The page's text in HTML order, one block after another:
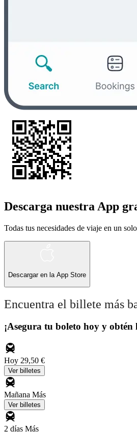
Descarga nuestra App
Todas tus necesidades de viaje en un
Descargar en la App Store
Encuentra el billete más
¡Asegura tu boleto hoy y obtén
Hoy 29,50 €
Ver billetes
Mañana Más
Ver billetes
2 días Más